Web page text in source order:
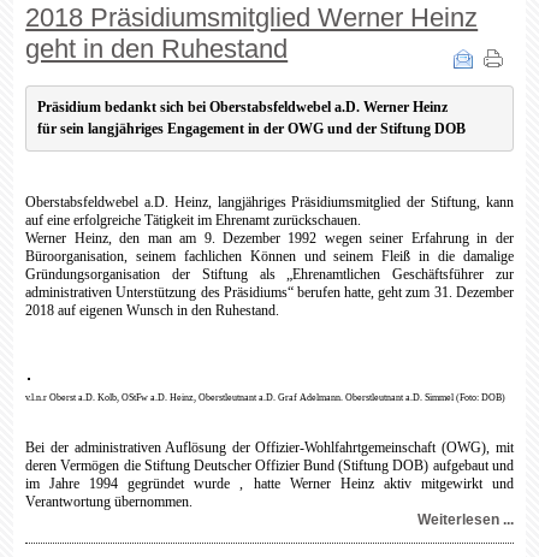
2018 Präsidiumsmitglied Werner Heinz
geht in den Ruhestand
Präsidium bedankt sich bei Oberstabsfeldwebel a.D. Werner Heinz
für sein langjähriges Engagement in der OWG und der Stiftung DOB
Oberstabsfeldwebel a.D. Heinz, langjähriges Präsidiumsmitglied der Stiftung, kann
auf eine erfolgreiche Tätigkeit im Ehrenamt zurückschauen.
Werner Heinz, den man am 9. Dezember 1992 wegen seiner Erfahrung in der
Büroorganisation, seinem fachlichen Können und seinem Fleiß in die damalige
Gründungsorganisation der Stiftung als „Ehrenamtlichen Geschäftsführer zur
administrativen Unterstützung des Präsidiums“ berufen hatte, geht zum 31. Dezember
2018 auf eigenen Wunsch in den Ruhestand.
v.l.n.r Oberst a.D. Kolb, OStFw a.D. Heinz, Oberstleutnant a.D. Graf Adelmann. Oberstleutnant a.D. Simmel (Foto: DOB)
Bei der administrativen Auflösung der Offizier-Wohlfahrtgemeinschaft (OWG), mit
deren Vermögen die Stiftung Deutscher Offizier Bund (Stiftung DOB) aufgebaut und
im Jahre 1994 gegründet wurde , hatte Werner Heinz aktiv mitgewirkt und
Verantwortung übernommen.
Weiterlesen ...